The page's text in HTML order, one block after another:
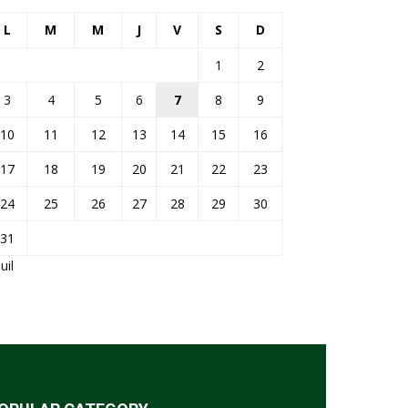
L M M J V S D
1
2
3
4 5 6 7 8
9
10
11 12 13 14 15
16
17
18 19 20 21 22
23
24
25 26 27 28 29
30
31